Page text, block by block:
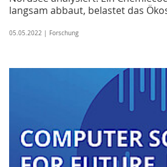
langsam abbaut, belastet das
05.05.2022 | Forschung